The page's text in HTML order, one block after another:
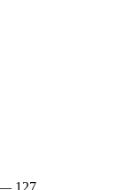
127